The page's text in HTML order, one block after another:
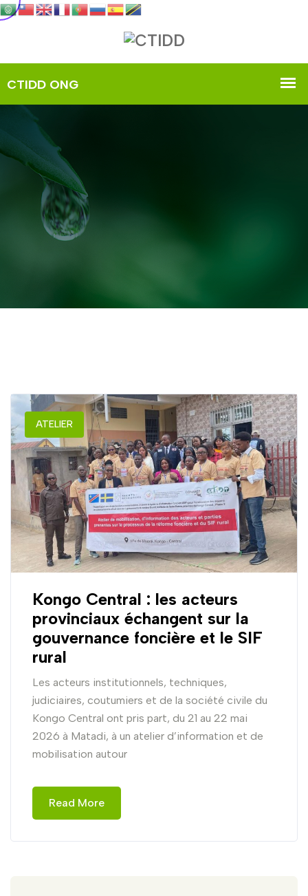
ATELIER
Kongo Central : les acteurs
provinciaux échangent sur la
gouvernance foncière et le SIF
rural
Les acteurs institutionnels, techniques,
judiciaires, coutumiers et de la société civile du
Kongo Central ont pris part, du 21 au 22 mai
2026 à Matadi, à un atelier d’information et de
mobilisation autour
Read More